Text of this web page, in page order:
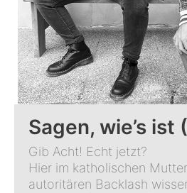
Sagen, wie’s ist
Gib Acht! Echt jetzt?
Hier im katholischen
autoritären Backlash